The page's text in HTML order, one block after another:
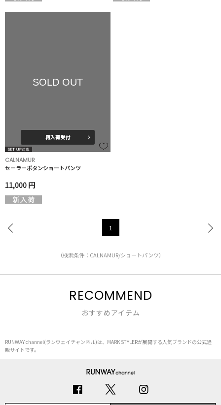
SOLD OUT
再入荷受付
CALNAMUR
セーラーボタンショートパンツ
11,000 円
1
（検索条件：CALNAMUR/ショートパンツ）
RECOMMEND
おすすめアイテム
RUNWAY channel(ランウェイチャンネル)は、MARK STYLERが展開する人気ブランドの公式通
販サイトです。